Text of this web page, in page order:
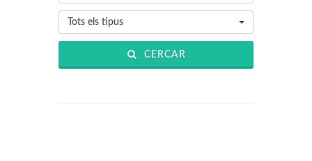
Tots els tipus
CERCAR